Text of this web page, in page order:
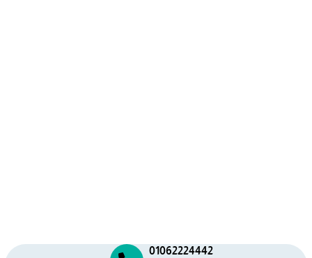
01062224442